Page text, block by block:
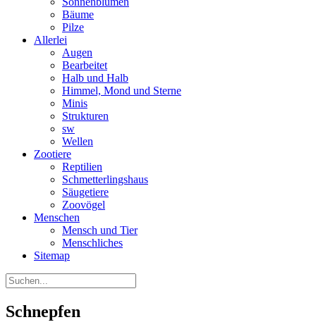
Bäume
Pilze
Allerlei
Augen
Bearbeitet
Halb und Halb
Himmel, Mond und Sterne
Minis
Strukturen
sw
Wellen
Zootiere
Reptilien
Schmetterlingshaus
Säugetiere
Zoovögel
Menschen
Mensch und Tier
Menschliches
Sitemap
Schnepfen